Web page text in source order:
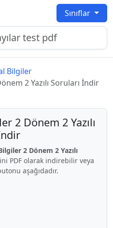
Sınıflar
Bilgiler
2 Yazılı Soruları İndir
2 Dönem 2 Yazılı
2 Dönem 2 Yazılı
PDF olarak indirebilir veya
aşağıdadır.